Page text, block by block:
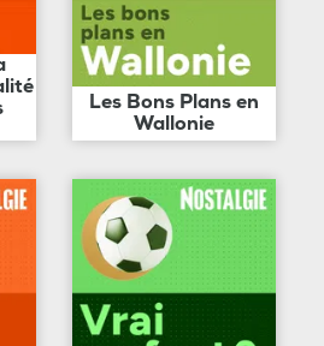
Les Bons Plans en
Wallonie